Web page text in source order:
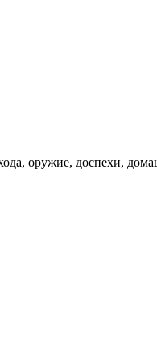
оружие, доспехи,